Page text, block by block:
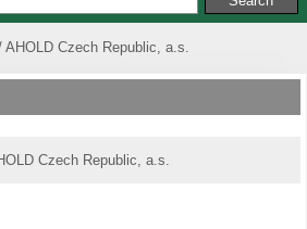
AHOLD Czech Republic, a.s.
Czech Republic, a.s.